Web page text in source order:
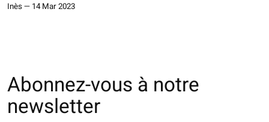
Inès— 14 Mar 2023
Abonnez-vous à notre
newsletter